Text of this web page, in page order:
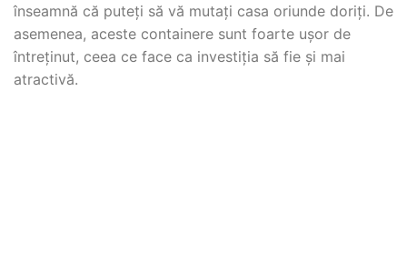
înseamnă că puteți să vă mutați casa oriunde doriți. De
asemenea, aceste containere sunt foarte ușor de
întreținut, ceea ce face ca investiția să fie și mai
atractivă.